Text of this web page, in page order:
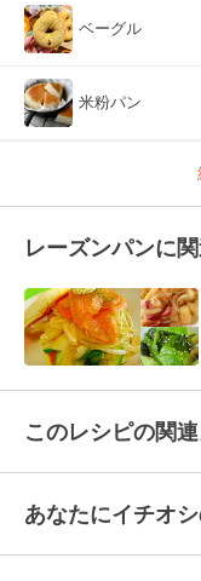
ベーグル
米粉パン
レーズンパンに
このレシピの関
あなたにイチオ